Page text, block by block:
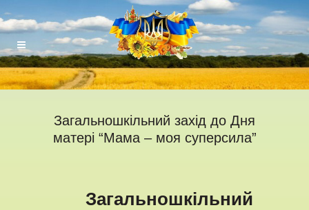
Загальношкільний захід до Дня
матері “Мама – моя суперсила”
Загальношкільний